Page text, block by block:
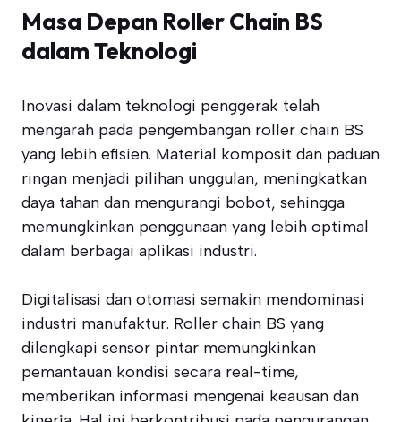
Masa Depan Roller Chain BS
dalam Teknologi
Inovasi dalam teknologi penggerak telah
mengarah pada pengembangan roller chain BS
yang lebih efisien. Material komposit dan paduan
ringan menjadi pilihan unggulan, meningkatkan
daya tahan dan mengurangi bobot, sehingga
memungkinkan penggunaan yang lebih optimal
dalam berbagai aplikasi industri.
Digitalisasi dan otomasi semakin mendominasi
industri manufaktur. Roller chain BS yang
dilengkapi sensor pintar memungkinkan
pemantauan kondisi secara real-time,
memberikan informasi mengenai keausan dan